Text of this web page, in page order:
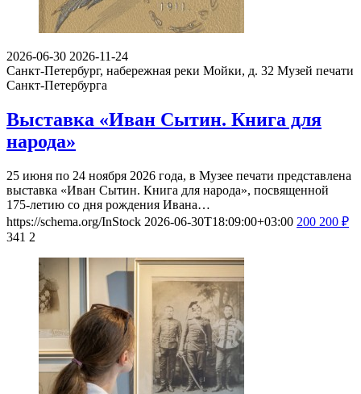
2026-06-30 2026-11-24
Санкт-Петербург, набережная реки Мойки, д. 32 Музей печати
Санкт-Петербурга
Выставка «Иван Сытин. Книга для
народа»
25 июня по 24 ноября 2026 года, в Музее печати представлена
выставка «Иван Сытин. Книга для народа», посвященной
175-летию со дня рождения Ивана…
https://schema.org/InStock 2026-06-30T18:09:00+03:00 200 200 ₽
341 2